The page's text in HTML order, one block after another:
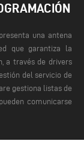
una antena
que garantiza la
a través de drivers
del servicio de
gestiona listas de
comunicarse